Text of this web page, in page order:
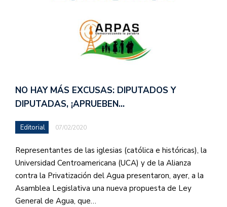
NO HAY MÁS EXCUSAS: DIPUTADOS Y
DIPUTADAS, ¡APRUEBEN…
Editorial 07/02/2020
Representantes de las iglesias (católica e históricas), la
Universidad Centroamericana (UCA) y de la Alianza
contra la Privatización del Agua presentaron, ayer, a la
Asamblea Legislativa una nueva propuesta de Ley
General de Agua, que…